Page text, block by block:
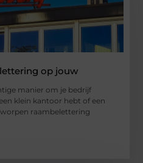
op jouw
manier om je bedrijf
klein kantoor hebt of een
raambelettering